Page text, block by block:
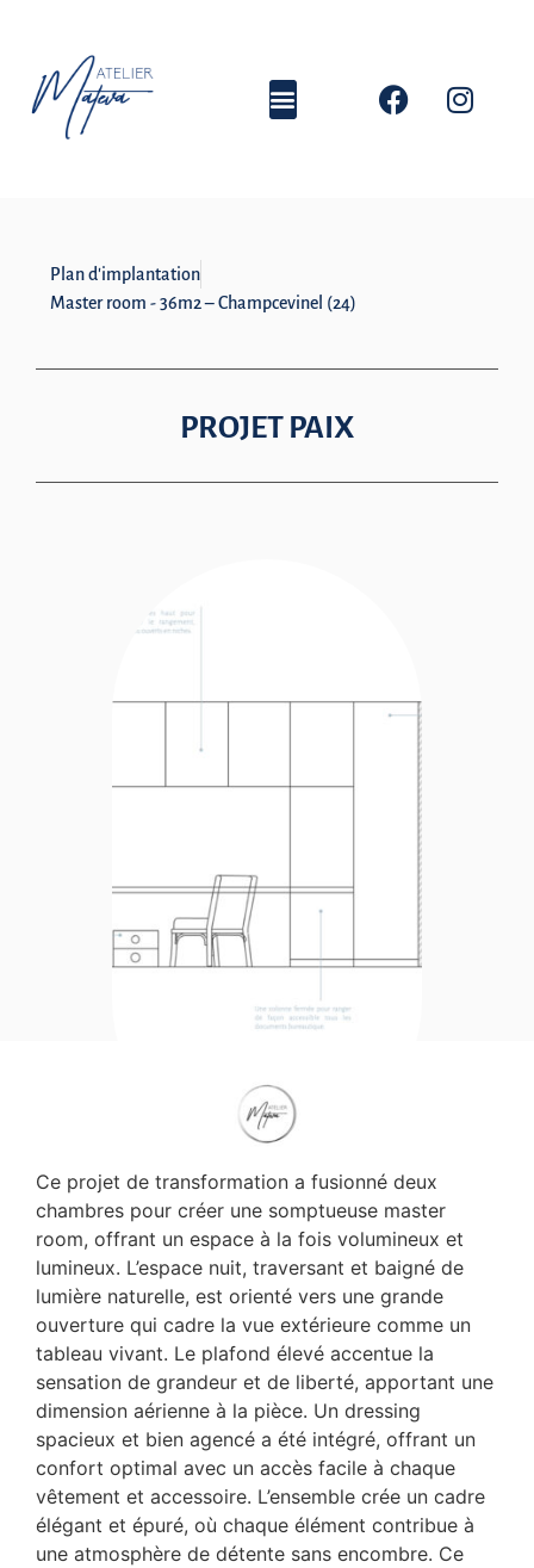
Plan d'implantation
Master room - 36m2 – Champcevinel (24)
PROJET PAIX
Ce projet de transformation a fusionné deux
chambres pour créer une somptueuse master
room, offrant un espace à la fois volumineux et
lumineux. L’espace nuit, traversant et baigné de
lumière naturelle, est orienté vers une grande
ouverture qui cadre la vue extérieure comme un
tableau vivant. Le plafond élevé accentue la
sensation de grandeur et de liberté, apportant une
dimension aérienne à la pièce. Un dressing
spacieux et bien agencé a été intégré, offrant un
confort optimal avec un accès facile à chaque
vêtement et accessoire. L’ensemble crée un cadre
élégant et épuré, où chaque élément contribue à
une atmosphère de détente sans encombre. Ce